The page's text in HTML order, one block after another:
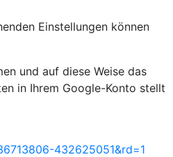
Einstellungen können
und auf diese Weise das
in Ihrem Google-Konto stellt
432625051&rd=1